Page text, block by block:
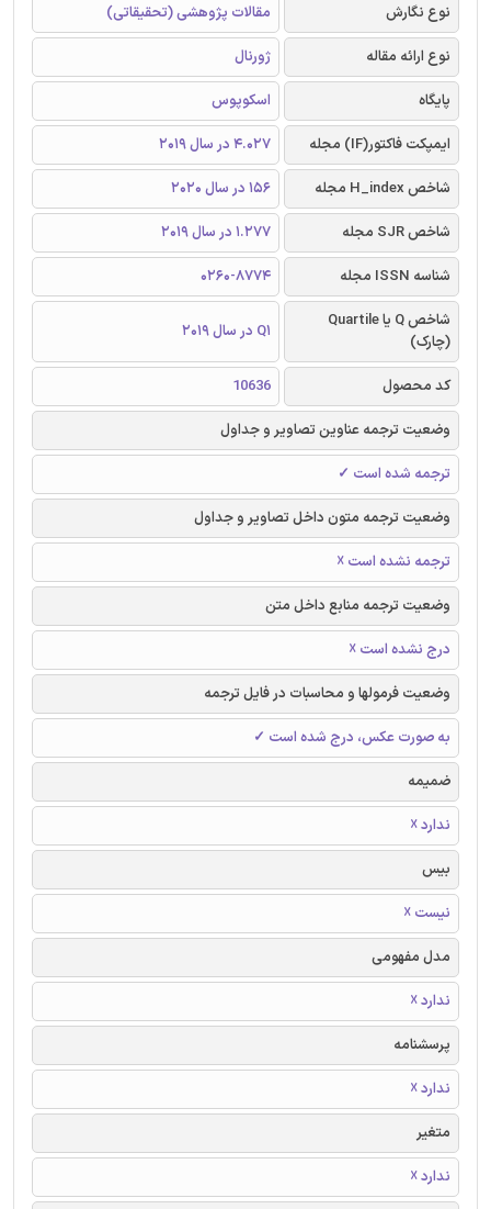
نوع نگارش
مقالات پژوهشی (تحقیقاتی)
نوع ارائه مقاله
ژورنال
پایگاه
اسکوپوس
ایمپکت فاکتور(IF) مجله
4.027 در سال 2019
شاخص H_index مجله
156 در سال 2020
شاخص SJR مجله
1.277 در سال 2019
شناسه ISSN مجله
0260-8774
شاخص Q یا Quartile
(چارک)
Q1 در سال 2019
کد محصول
10636
وضعیت ترجمه عناوین تصاویر و جداول
ترجمه شده است ✓
وضعیت ترجمه متون داخل تصاویر و جداول
ترجمه نشده است ☓
وضعیت ترجمه منابع داخل متن
درج نشده است ☓
وضعیت فرمولها و محاسبات در فایل ترجمه
به صورت عکس، درج شده است ✓
ضمیمه
ندارد ☓
بیس
نیست ☓
مدل مفهومی
ندارد ☓
پرسشنامه
ندارد ☓
متغیر
ندارد ☓